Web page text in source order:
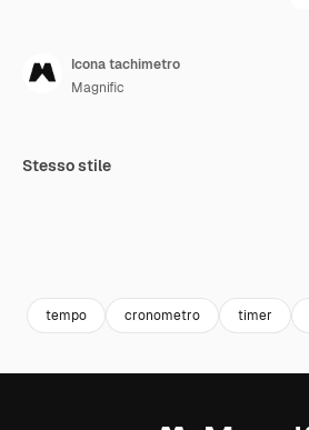
Icona tachimetro
Magnific
Stesso stile
tempo cronometro timer